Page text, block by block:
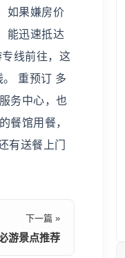
如果嫌房价
能迅速抵达
线前往，这
重预订 多
务中心，也
餐馆用餐，
有送餐上门
下一篇 »
游景点推荐